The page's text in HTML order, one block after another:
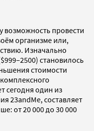
возможность провести
организме или,
Изначально
становилось
стоимости
сегодня один из
23andMe, составляет
от 20 000 до 30 000